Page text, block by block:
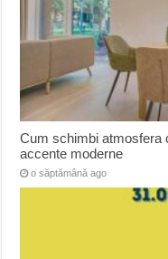
Cum schimbi atmosfera
accente moderne
o săptămână ago